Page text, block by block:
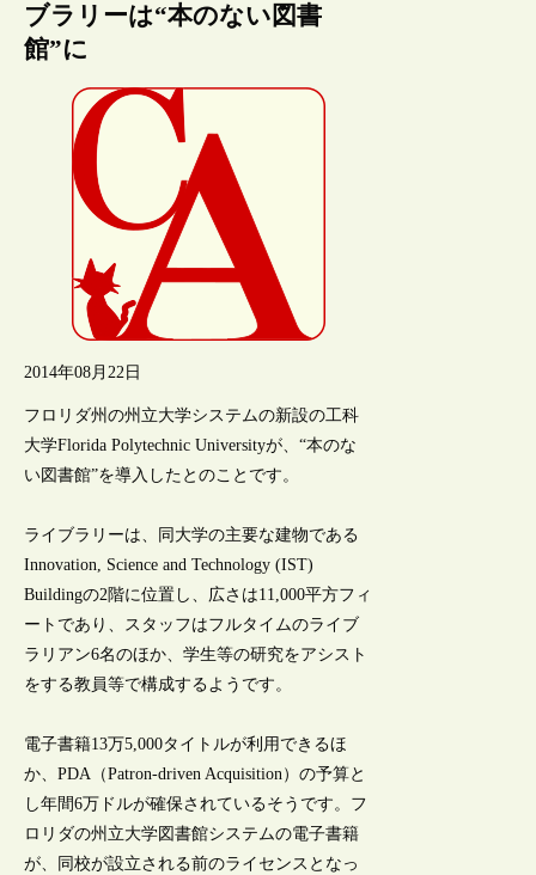
ブラリーは“本のない図書
館”に
2014年08月22日
フロリダ州の州立大学システムの新設の工科
大学Florida Polytechnic Universityが、“本のな
い図書館”を導入したとのことです。
ライブラリーは、同大学の主要な建物である
Innovation, Science and Technology (IST)
Buildingの2階に位置し、広さは11,000平方フィ
ートであり、スタッフはフルタイムのライブ
ラリアン6名のほか、学生等の研究をアシスト
をする教員等で構成するようです。
電子書籍13万5,000タイトルが利用できるほ
か、PDA（Patron-driven Acquisition）の予算と
し年間6万ドルが確保されているそうです。フ
ロリダの州立大学図書館システムの電子書籍
が、同校が設立される前のライセンスとなっ